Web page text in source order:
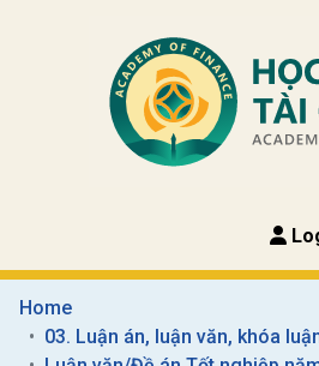
Home
03. Luận án, luận văn, khóa